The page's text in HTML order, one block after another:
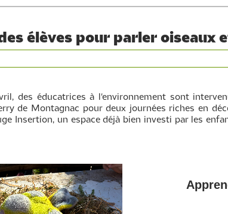
élèves pour parler oiseaux
des éducatrices à l'environnement sont
de Montagnac pour deux journées riches en
Insertion, un espace déjà bien investi par les